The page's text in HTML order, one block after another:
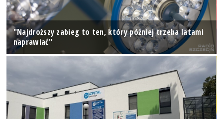
"Najdroższy zabieg to ten, który później trzeba latami
naprawiać"